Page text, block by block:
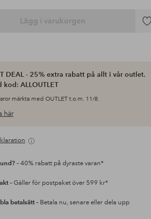
Lägg i varukorgen
Lägg
DEAL - 25% extra rabatt på allt i vår outlet.
kod: ALLOUTLET
märkta med OUTLET t.o.m. 11/8.
här
– 40% rabatt på dyraste varan*
– Gäller för postpaket över 599 kr*
betalsätt– Betala nu, senare eller dela upp